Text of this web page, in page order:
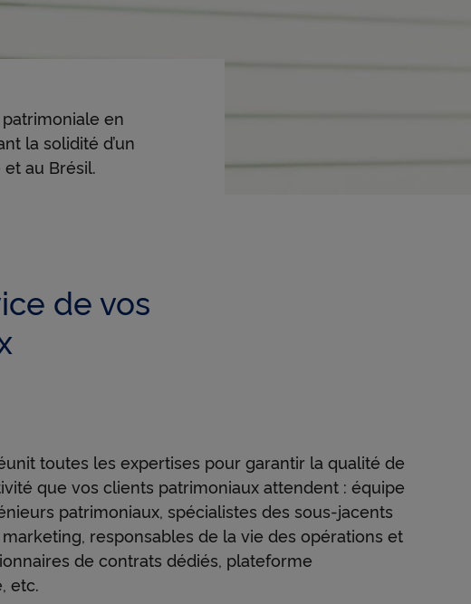
en
la solidité d’un
au Brésil.
de vos
toutes les expertises pour garantir la qualité de
que vos clients patrimoniaux attendent : équipe
patrimoniaux, spécialistes des sous-jacents
responsables de la vie des opérations et
de contrats dédiés, plateforme
etc.